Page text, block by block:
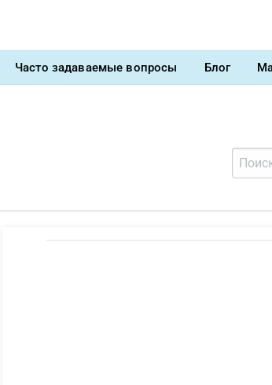
Часто задаваемые вопросы Блог